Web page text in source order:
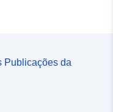
Publicações da